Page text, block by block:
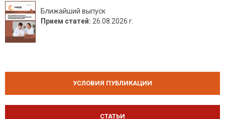
Ближайший выпуск
Прием статей: 26.08.2026 г.
УСЛОВИЯ ПУБЛИКАЦИИ
СТАТЬИ